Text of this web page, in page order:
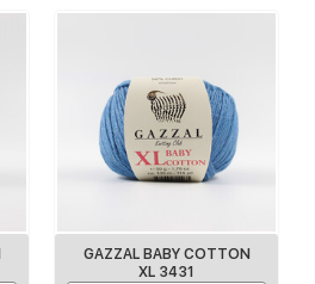
GAZZAL BABY COTTON
XL 3431